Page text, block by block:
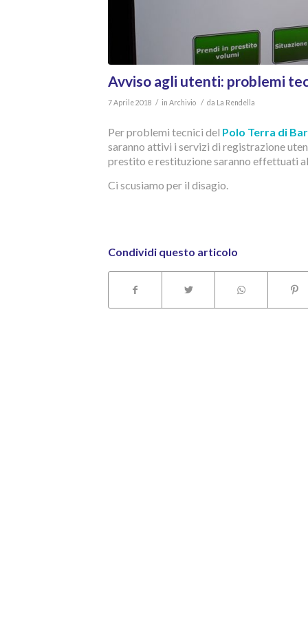
Avviso agli utenti: problemi
7 Aprile 2018 / in Archivio / da La Rendella
Per problemi tecnici del Polo Terra di
saranno attivi i servizi di registrazione
prestito e restituzione saranno effettuati
Ci scusiamo per il disagio.
Condividi questo articolo